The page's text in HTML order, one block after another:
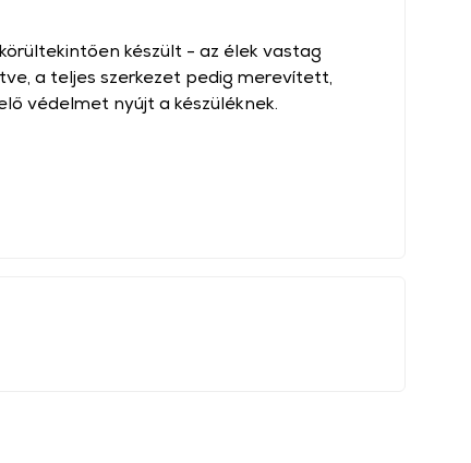
készült - az élek vastag
a teljes szerkezet pedig merevített,
védelmet nyújt a készüléknek.